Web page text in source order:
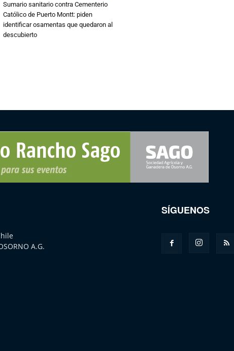
Sumario sanitario contra Cementerio
Católico de Puerto Montt: piden
identificar osamentas que quedaron al
descubierto
A.G.
SÍGUENOS